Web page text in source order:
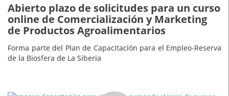
Abierto plazo de solicitudes para un curso
online de Comercialización y Marketing
de Productos Agroalimentarios
Forma parte del Plan de Capacitación para el Empleo-Reserva
de la Biosfera de La Siberia